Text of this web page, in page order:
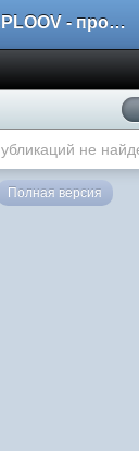
TEPLOOV - программный комплекс для расчёта систем отопления и вентиляции
не
Полная версия